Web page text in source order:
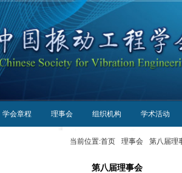
学会章程 理事会 组织机构 学术活动
当前位置:首页 理事会 第八届理
第八届理事会